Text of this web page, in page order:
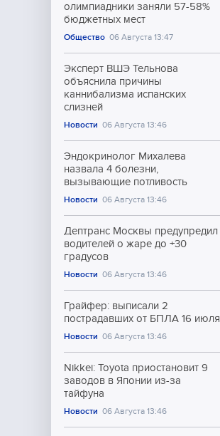
олимпиадники заняли 57-58%
бюджетных мест
Общество 06 Августа 13:47
Эксперт ВШЭ Тельнова
объяснила причины
каннибализма испанских
слизней
Новости 06 Августа 13:46
Эндокринолог Михалева
назвала 4 болезни,
вызывающие потливость
Новости 06 Августа 13:46
Дептранс Москвы предупредил
водителей о жаре до +30
градусов
Новости 06 Августа 13:46
Грайфер: выписали 2
пострадавших от БПЛА 16 июля
Новости 06 Августа 13:46
Nikkei: Toyota приостановит 9
заводов в Японии из-за
тайфуна
Новости 06 Августа 13:46